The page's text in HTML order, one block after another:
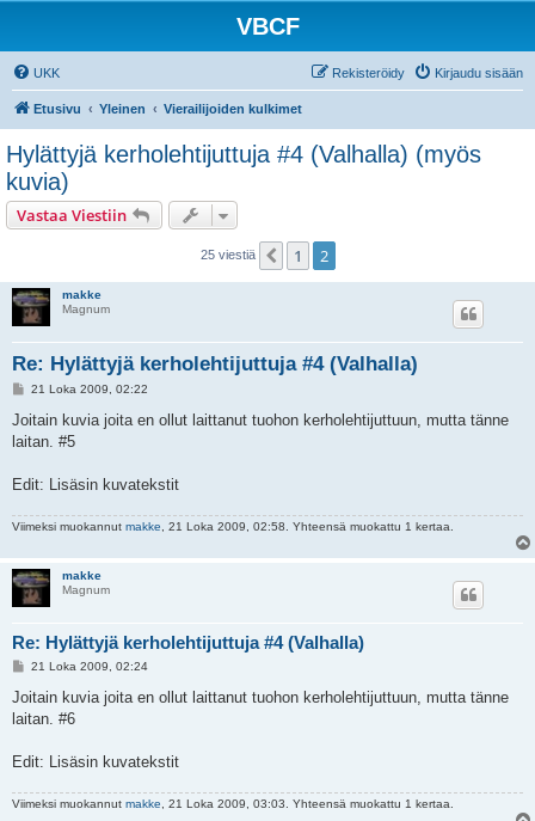
VBCF
UKK Kirjaudu sisään
Rekisteröidy
Etusivu Yleinen Vierailijoiden kulkimet
Hylättyjä kerholehtijuttuja #4 (Valhalla) (myös
kuvia)
Vastaa Viestiin
25 viestiä Edellinen
1 2
makke
Magnum
Re: Hylättyjä kerholehtijuttuja #4 (Valhalla)
V
e
t
21 Loka 2009, 02:22
Joitain kuvia joita en ollut laittanut tuohon kerholehtijuttuun, mutta tänne
laitan. #5
Edit: Lisäsin kuvatekstit
Viimeksi muokannut makke , 21 Loka 2009, 02:58. Yhteensä muokattu 1 kertaa.
makke
Magnum
Re: Hylättyjä kerholehtijuttuja #4 (Valhalla)
V
e
t
21 Loka 2009, 02:24
Joitain kuvia joita en ollut laittanut tuohon kerholehtijuttuun, mutta tänne
laitan. #6
Edit: Lisäsin kuvatekstit
Viimeksi muokannut makke , 21 Loka 2009, 03:03. Yhteensä muokattu 1 kertaa.